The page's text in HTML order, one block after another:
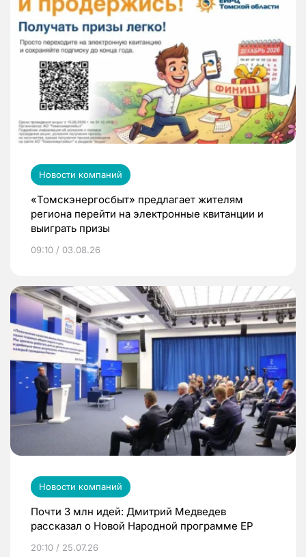
Новости компаний
«Томскэнергосбыт» предлагает жителям
региона перейти на электронные квитанции и
выиграть призы
09:10 / 03.08.26
Новости компаний
Почти 3 млн идей: Дмитрий Медведев
рассказал о Новой Народной программе ЕР
20:10 / 25.07.26